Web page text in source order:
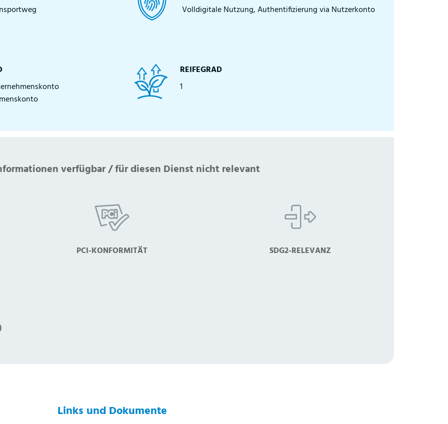
Volldigitale Nutzung, Authentifizierung via Nutzerkonto
REIFEGRAD
1
verfügbar / für diesen Dienst nicht relevant
PCI-KONFORMITÄT SDG2-RELEVANZ
Links und Dokumente